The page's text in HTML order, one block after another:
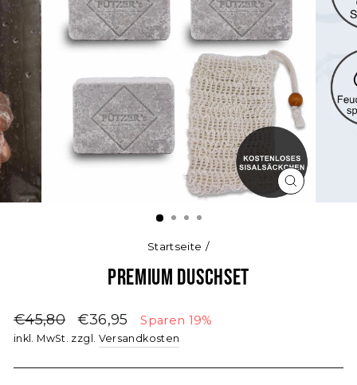
ESC)
Startseite /
Premium Duschset
Normaler
Preis
€45,80 Sonderpreis
€36,95 Sparen 19%
inkl. MwSt. zzgl. Versandkosten